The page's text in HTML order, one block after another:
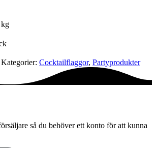
Kategorier: Cocktail­flaggor, Party­­produkter
så du behöver ett konto för att kunna